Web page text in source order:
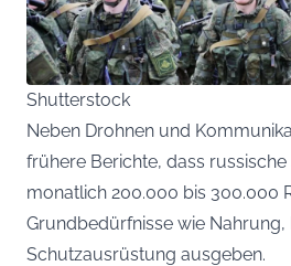
Shutterstock
Neben Drohnen und
frühere Berichte, dass
monatlich 200.000 bis 300.000
Grundbedürfnisse wie Nahrung,
Schutzausrüstung ausgeben.